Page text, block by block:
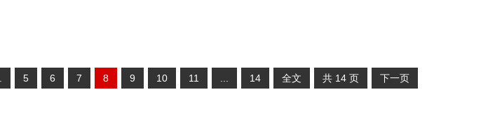
5 6 7 8 9 10 11 14 全文 共14 页 下一页